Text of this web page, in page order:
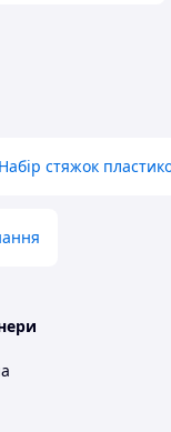
Набір стяжок